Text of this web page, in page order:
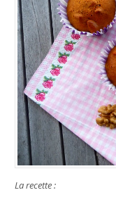
La recette :